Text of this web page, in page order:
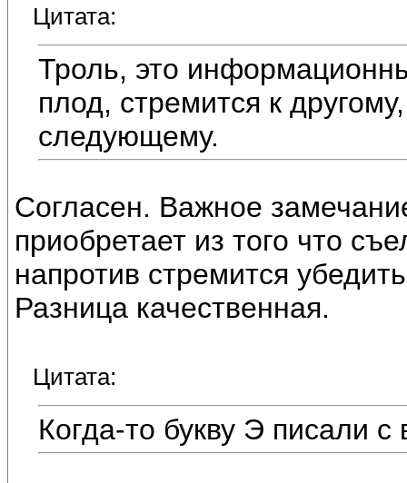
Цитата:
Троль, это
плод, стремится к
следующему.
Согласен. Важное
приобретает из того что
напротив стремится
Разница качественная.
Цитата:
Когда-то букву Э писали